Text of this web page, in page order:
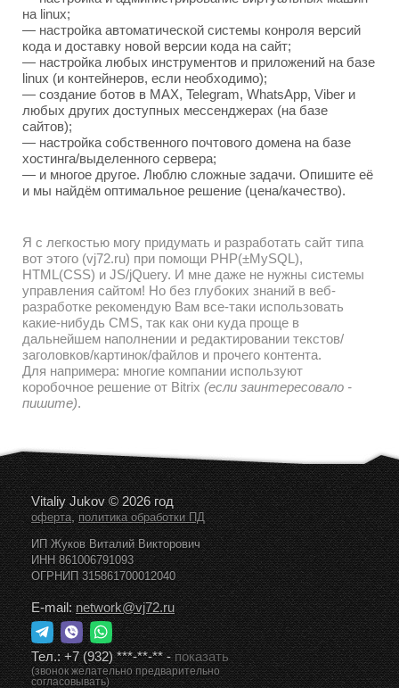
на linux;
— настройка автоматической системы конроля версий
кода и доставку новой версии кода на сайт;
— настройка любых инструментов и приложений на базе
linux (и контейнеров, если необходимо);
— создание ботов в MAX, Telegram, WhatsApp, Viber и
любых других доступных мессенджерах (на базе
сайтов);
— настройка собственного почтового домена на базе
хостинга/выделенного сервера;
— и многое другое. Люблю сложные задачи. Опишите её
и мы найдём оптимальное решение (цена/качество).
Я с легкостью могу придумать и разработать сайт типа
вот этого (vj72.ru) при помощи PHP(±MySQL),
HTML(CSS) и JS/jQuery. И мне даже не нужны системы
управления сайтом! Но без глубоких знаний в веб-
разработке рекомендую Вам все-таки использовать
какие-нибудь CMS, так как они куда проще в
дальнейшем наполнении и редактировании текстов/
заголовков/картинок/файлов и прочего контента.
Для напримера: многие компании используют
коробочное решение от Bitrix (если заинтересовало -
пишите).
Vitaliy Jukov © 2026 год
оферта,политика обработки ПД
ИП Жуков Виталий Викторович
ИНН 861006791093
ОГРНИП 315861700012040
E-mail:network@vj72.ru
Тел.:+7 (932) ***-**-**-показать
(звонок желательно предварительно
согласовывать)